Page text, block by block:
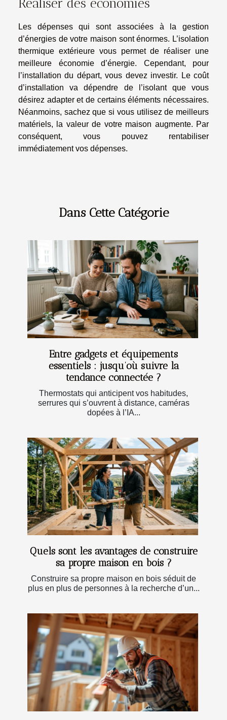
Réaliser des économies
Les dépenses qui sont associées à la gestion
d’énergies de votre maison sont énormes. L’isolation
thermique extérieure vous permet de réaliser une
meilleure économie d’énergie. Cependant, pour
l’installation du départ, vous devez investir. Le coût
d’installation va dépendre de l’isolant que vous
désirez adapter et de certains éléments nécessaires.
Néanmoins, sachez que si vous utilisez de meilleurs
matériels, la valeur de votre maison augmente. Par
conséquent, vous pouvez rentabiliser
immédiatement vos dépenses.
Dans Cette Catégorie
Entre gadgets et équipements
essentiels : jusqu’où suivre la
tendance connectée ?
Thermostats qui anticipent vos habitudes,
serrures qui s’ouvrent à distance, caméras
dopées à l’IA...
Quels sont les avantages de construire
sa propre maison en bois ?
Construire sa propre maison en bois séduit de
plus en plus de personnes à la recherche d’un...